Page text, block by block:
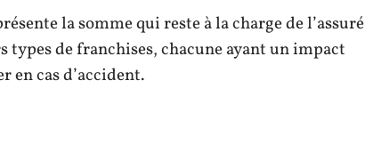
la somme qui reste à la charge de l’assuré
types de franchises, chacune ayant un impact
en cas d’accident.